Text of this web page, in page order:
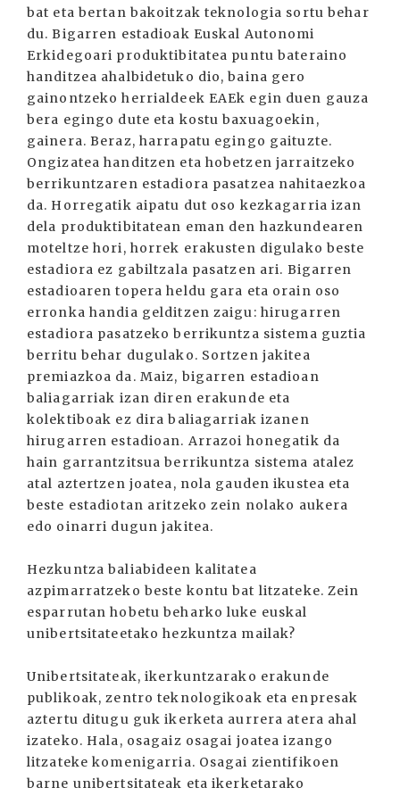
bat eta bertan bakoitzak teknologia sortu behar
du. Bigarren estadioak Euskal Autonomi
Erkidegoari produktibitatea puntu bateraino
handitzea ahalbidetuko dio, baina gero
gainontzeko herrialdeek EAEk egin duen gauza
bera egingo dute eta kostu baxuagoekin,
gainera. Beraz, harrapatu egingo gaituzte.
Ongizatea handitzen eta hobetzen jarraitzeko
berrikuntzaren estadiora pasatzea nahitaezkoa
da. Horregatik aipatu dut oso kezkagarria izan
dela produktibitatean eman den hazkundearen
moteltze hori, horrek erakusten digulako beste
estadiora ez gabiltzala pasatzen ari. Bigarren
estadioaren topera heldu gara eta orain oso
erronka handia gelditzen zaigu: hirugarren
estadiora pasatzeko berrikuntza sistema guztia
berritu behar dugulako. Sortzen jakitea
premiazkoa da. Maiz, bigarren estadioan
baliagarriak izan diren erakunde eta
kolektiboak ez dira baliagarriak izanen
hirugarren estadioan. Arrazoi honegatik da
hain garrantzitsua berrikuntza sistema atalez
atal aztertzen joatea, nola gauden ikustea eta
beste estadiotan aritzeko zein nolako aukera
edo oinarri dugun jakitea.
Hezkuntza baliabideen kalitatea
azpimarratzeko beste kontu bat litzateke. Zein
esparrutan hobetu beharko luke euskal
unibertsitateetako hezkuntza mailak?
Unibertsitateak, ikerkuntzarako erakunde
publikoak, zentro teknologikoak eta enpresak
aztertu ditugu guk ikerketa aurrera atera ahal
izateko. Hala, osagaiz osagai joatea izango
litzateke komenigarria. Osagai zientifikoen
barne unibertsitateak eta ikerketarako